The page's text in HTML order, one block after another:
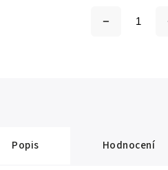
Popis Hodnocení